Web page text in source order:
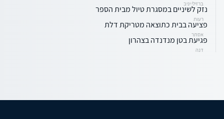
ברזילי יניב
נזק לשיניים במסגרת טיול מבית הספר
רעות
פציעה בבית כתוצאה מטריקת דלת
אסתר
פגיעת בטן מנדנדה בצהרון
דנה